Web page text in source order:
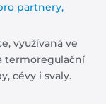
partnery,
využívaná ve
termoregulační
cévy i svaly.